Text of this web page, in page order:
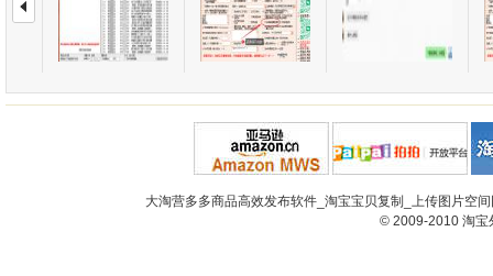
大淘营多多商品高效发布软件_淘宝宝贝复制_上传图片空
© 2009-2010 淘宝